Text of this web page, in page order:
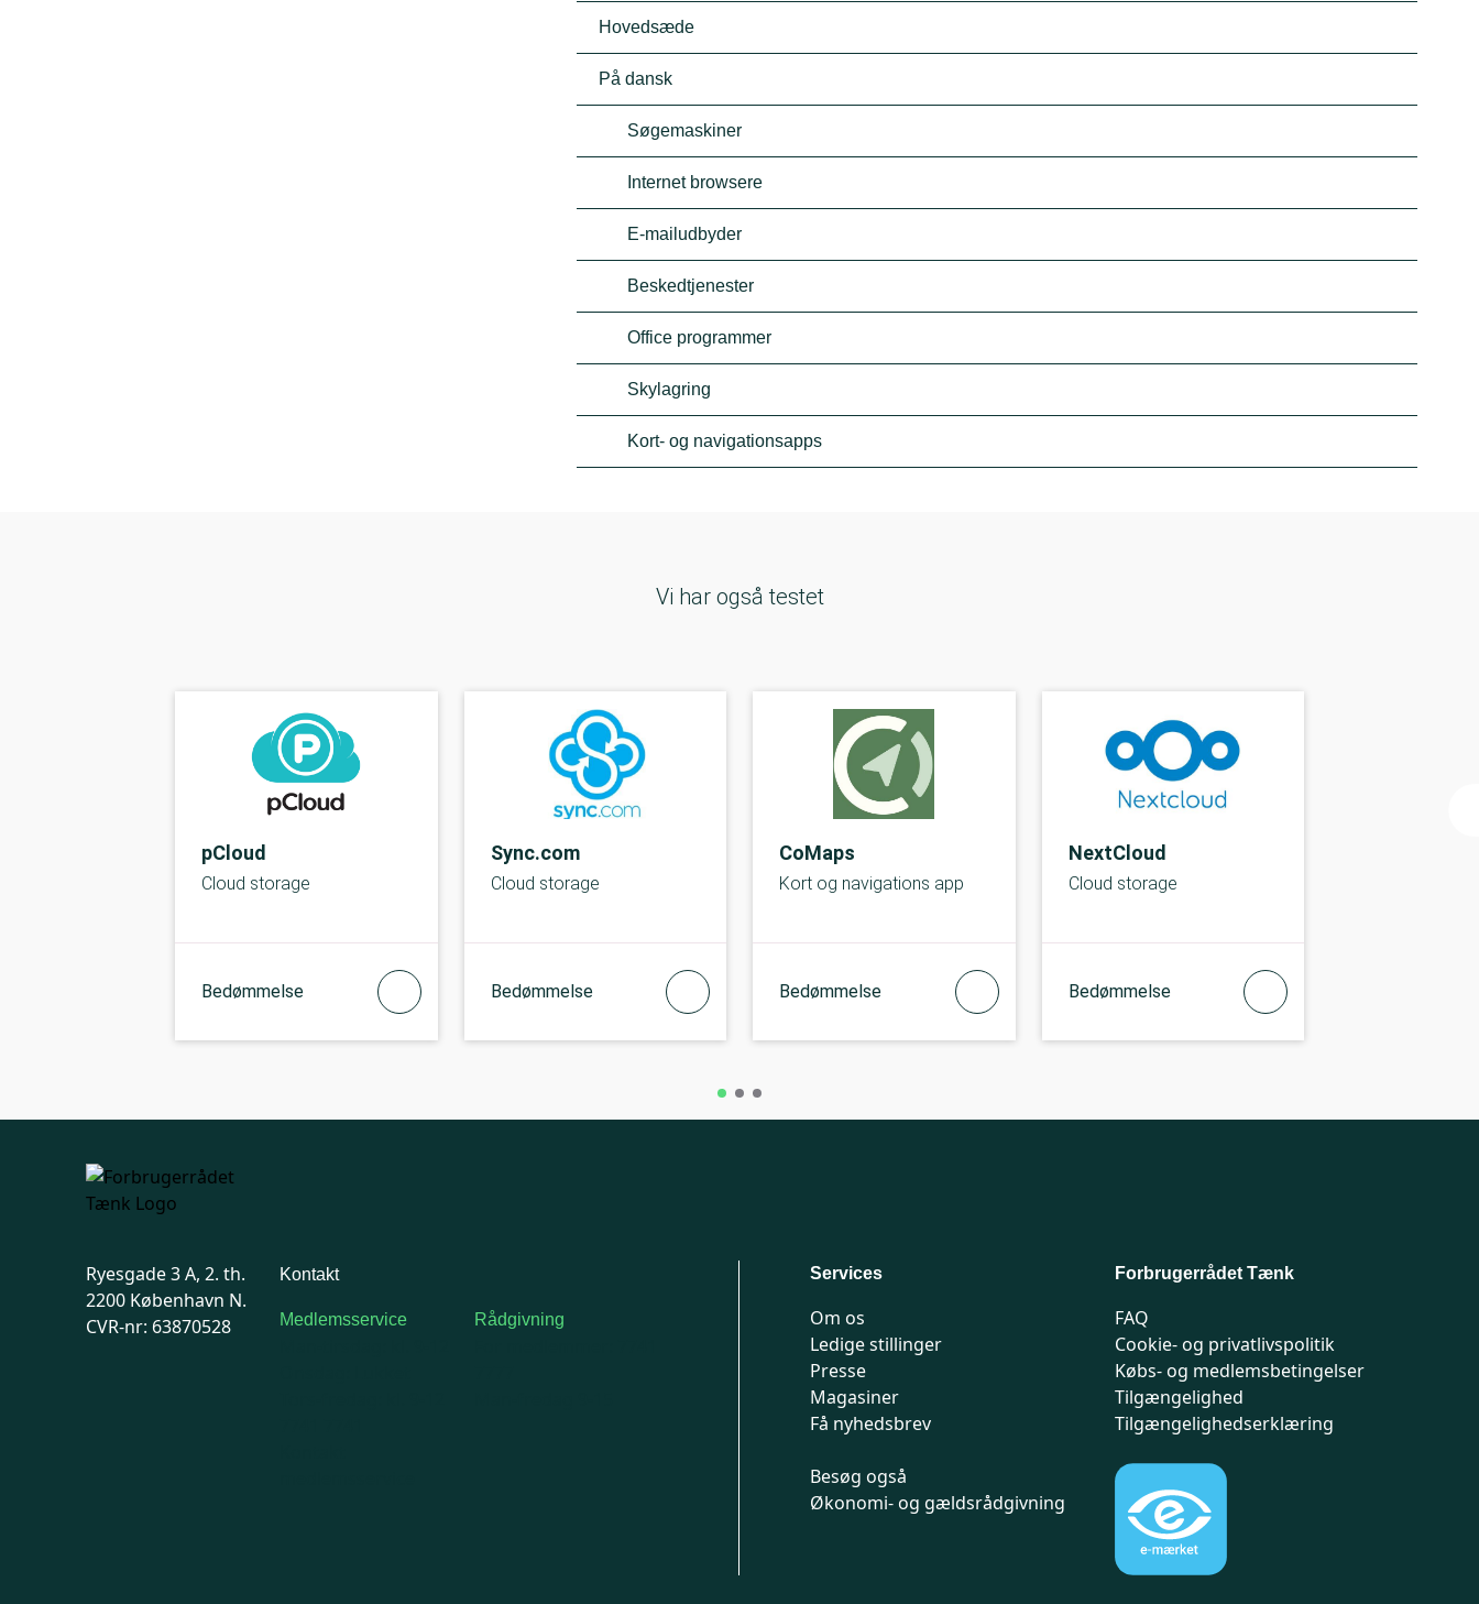
Hovedsæde
På dansk
Søgemaskiner
Internet browsere
E-mailudbyder
Beskedtjenester
Office programmer
Skylagring
Kort- og navigationsapps
Vi har også testet
pCloud
Cloud storage
Bedømmelse
Sync.com
Cloud storage
Bedømmelse
CoMaps
Kort og navigations app
Bedømmelse
NextCloud
Cloud storage
Bedømmelse
Ryesgade 3 A, 2. th.
2200 København N.
CVR-nr: 63870528
Kontakt
Medlemsservice Rådgivning
Services
Om os
Ledige stillinger
Presse
Magasiner
Få nyhedsbrev
Besøg også
Økonomi- og gældsrådgivning
Forbrugerrådet Tænk
FAQ
Cookie- og privatlivspolitik
Købs- og medlemsbetingelser
Tilgængelighed
Tilgængelighedserklæring